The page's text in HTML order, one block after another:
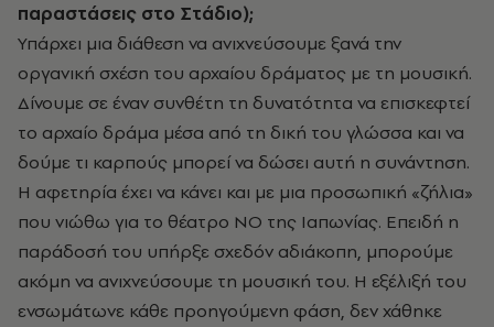
παραστάσεις στο Στάδιο);
Υπάρχει μια διάθεση να ανιχνεύσουμε ξανά την
οργανική σχέση του αρχαίου δράματος με τη μουσική.
Δίνουμε σε έναν συνθέτη τη δυνατότητα να επισκεφτεί
το αρχαίο δράμα μέσα από τη δική του γλώσσα και να
δούμε τι καρπούς μπορεί να δώσει αυτή η συνάντηση.
Η αφετηρία έχει να κάνει και με μια προσωπική «ζήλια»
που νιώθω για το θέατρο ΝΟ της Ιαπωνίας. Επειδή η
παράδοσή του υπήρξε σχεδόν αδιάκοπη, μπορούμε
ακόμη να ανιχνεύσουμε τη μουσική του. Η εξέλιξή του
ενσωμάτωνε κάθε προηγούμενη φάση, δεν χάθηκε